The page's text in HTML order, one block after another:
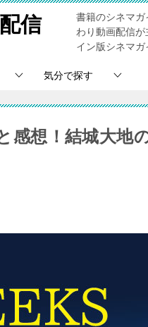
信
書籍のシネマ
わり動画配信
イン版シネマガ
気分で探す
感想！結城大地